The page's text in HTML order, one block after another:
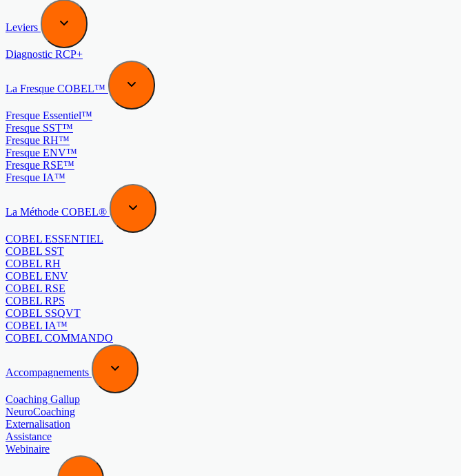
Leviers
Diagnostic RCP+
La Fresque COBEL™
Fresque Essentiel™
Fresque SST™
Fresque RH™
Fresque ENV™
Fresque RSE™
Fresque IA™
La Méthode COBEL®
COBEL ESSENTIEL
COBEL SST
COBEL RH
COBEL ENV
COBEL RSE
COBEL RPS
COBEL SSQVT
COBEL IA™
COBEL COMMANDO
Accompagnements
Coaching Gallup
NeuroCoaching
Externalisation
Assistance
Webinaire